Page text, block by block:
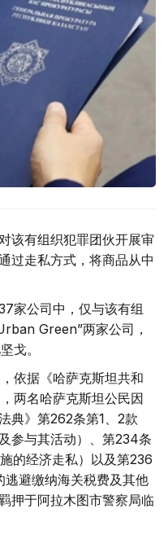
该有组织犯罪团伙开展审
过走私方式，将商品从中
家公司中，仅与该有组
Green”两家公司，
戈。
依据《哈萨克斯坦共和
两名哈萨克斯坦公民因
典》第262条第1、2款
参与其活动）、第234条
的经济走私）以及第236
避缴纳海关税费及其他
押于阿拉木图市警察局临